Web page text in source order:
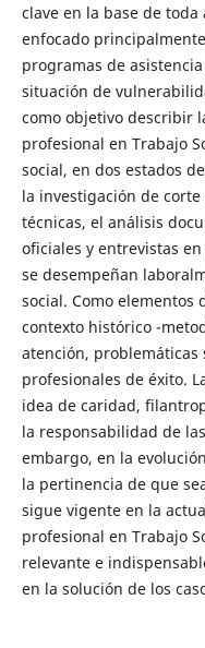
clave en la base de
enfocado
programas de
situación de
como objetivo describir
profesional en Trabajo
social, en dos estados
la investigación de
técnicas, el análisis
oficiales y entrevistas
se desempeñan
social. Como elementos
contexto histórico -
atención, problemáticas
profesionales de éxito.
idea de caridad,
la responsabilidad de
embargo, en la
la pertinencia de que
sigue vigente en la
profesional en Trabajo
relevante e
en la solución de los